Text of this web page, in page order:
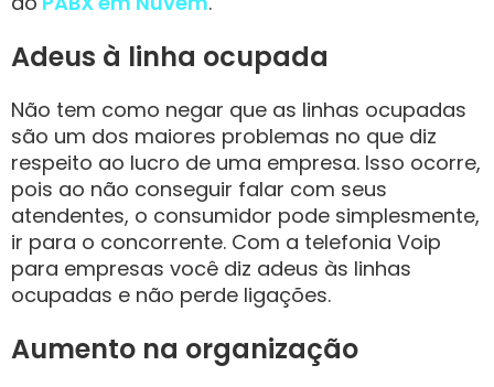
Adeus à linha ocupada
Não tem como negar que as linhas ocupadas
são um dos maiores problemas no que diz
respeito ao lucro de uma empresa. Isso ocorre,
pois ao não conseguir falar com seus
atendentes, o consumidor pode simplesmente,
ir para o concorrente. Com a telefonia Voip
para empresas você diz adeus às linhas
ocupadas e não perde ligações.
Aumento na organização